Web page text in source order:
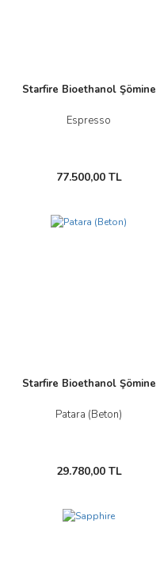
Starfire Bioethanol Şömine
Espresso
77.500,00 TL
Starfire Bioethanol Şömine
Patara (Beton)
29.780,00 TL